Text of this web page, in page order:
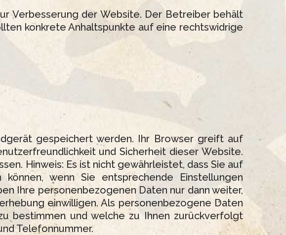
Verbesserung der Website. Der Betreiber behält
konkrete Anhaltspunkte auf eine rechtswidrige
gespeichert werden. Ihr Browser greift auf
und Sicherheit dieser Website.
Hinweis: Es ist nicht gewährleistet, dass Sie auf
wenn Sie entsprechende Einstellungen
Ihre personenbezogenen Daten nur dann weiter,
einwilligen. Als personenbezogene Daten
bestimmen und welche zu Ihnen zurückverfolgt
Telefonnummer.